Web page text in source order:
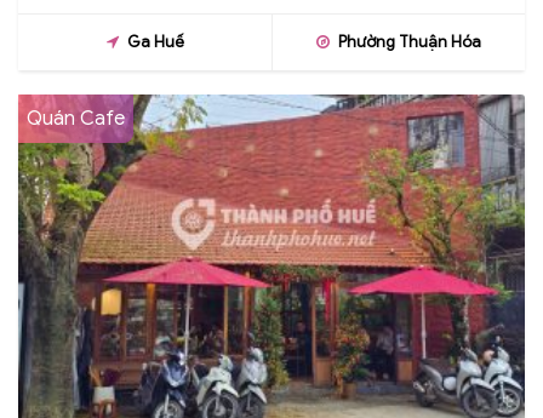
Ga Huế Phường Thuận Hóa
Quán Cafe